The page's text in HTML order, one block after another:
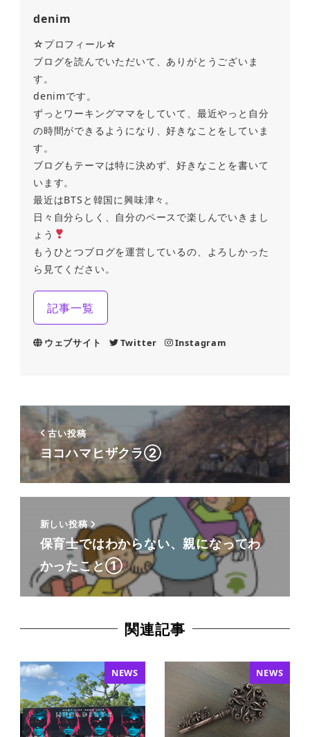
denim
☆プロフィール☆
ブログを読んでいただいて、ありがとうございま
す。
denimです。
ずっとワーキングママをしていて、最近やっと自分
の時間ができるようになり、好きなことをしていま
す。
ブログもテーマは特に決めず、好きなことを書いて
います。
最近はBTSと韓国に興味津々。
日々自分らしく、自分のペースで楽しんでいきまし
ょう
もうひとつブログを運営しているの、よろしかった
ら見てください。
記事一覧
ウェブサイト Twitter Instagram
古い投稿
ヨコハマヒザクラ②
新しい投稿
保育士ではわからない、親になってわ
かったこと①
関連記事
NEWS NEWS